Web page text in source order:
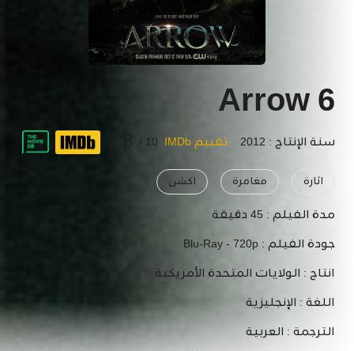
Arrow 6
سنة الإنتاج : 2012 تقييم IMDb 10 /
اثارة مغامرة اكشن
مدة الفيلم : 45 دقيقة
جودة الفيلم : Blu-Ray - 720p
انتاج : الولايات المتحدة الأمريكية
اللغة : الإنجليزية
الترجمة : العربية